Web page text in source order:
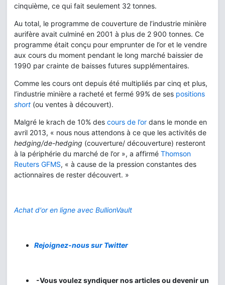
cinquième, ce qui fait seulement 32 tonnes.
Au total, le programme de couverture de l’industrie minière
aurifère avait culminé en 2001 à plus de 2 900 tonnes. Ce
programme était conçu pour emprunter de l’or et le vendre
aux cours du moment pendant le long marché baissier de
1990 par crainte de baisses futures supplémentaires.
Comme les cours ont depuis été multipliés par cinq et plus,
l’industrie minière a racheté et fermé 99% de ses positions
short (ou ventes à découvert).
Malgré le krach de 10% des cours de l’or dans le monde en
avril 2013, « nous nous attendons à ce que les activités de
hedging/de-hedging (couverture/ découverture) resteront
à la périphérie du marché de l’or », a affirmé Thomson
Reuters GFMS, « à cause de la pression constantes des
actionnaires de rester découvert. »
Achat d'or en ligne avec BullionVault
Rejoignez-nous sur Twitter
-Vous voulez syndiquer nos articles ou devenir un